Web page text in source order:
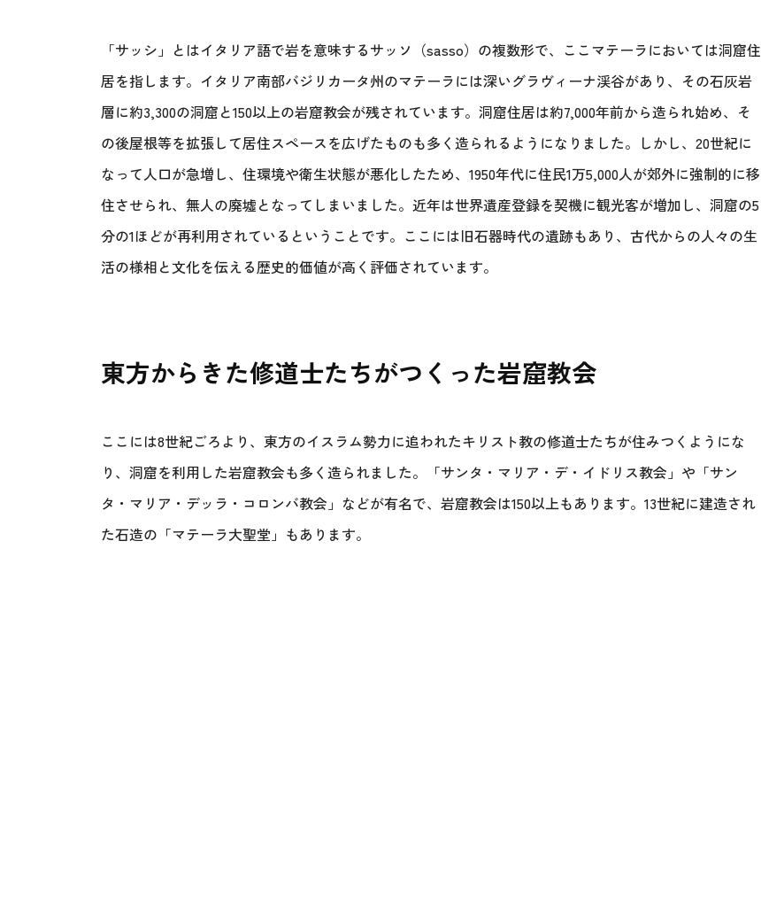
「サッシ」とはイタリア語で岩を意味するサッソ（sasso）の複数形で、ここマテーラにおいては洞窟住
居を指します。イタリア南部バジリカータ州のマテーラには深いグラヴィーナ渓谷があり、その石灰岩
層に約3,300の洞窟と150以上の岩窟教会が残されています。洞窟住居は約7,000年前から造られ始め、そ
の後屋根等を拡張して居住スペースを広げたものも多く造られるようになりました。しかし、20世紀に
なって人口が急増し、住環境や衛生状態が悪化したため、1950年代に住民1万5,000人が郊外に強制的に移
住させられ、無人の廃墟となってしまいました。近年は世界遺産登録を契機に観光客が増加し、洞窟の5
分の1ほどが再利用されているということです。ここには旧石器時代の遺跡もあり、古代からの人々の生
活の様相と文化を伝える歴史的価値が高く評価されています。
東方からきた修道士たちがつくった岩窟教会
ここには8世紀ごろより、東方のイスラム勢力に追われたキリスト教の修道士たちが住みつくようにな
り、洞窟を利用した岩窟教会も多く造られました。「サンタ・マリア・デ・イドリス教会」や「サン
タ・マリア・デッラ・コロンバ教会」などが有名で、岩窟教会は150以上もあります。13世紀に建造され
た石造の「マテーラ大聖堂」もあります。